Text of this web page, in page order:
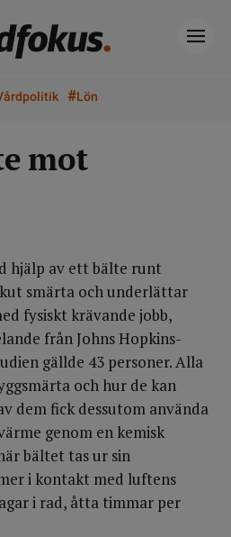
#Lön
mot
hjälp av ett bälte runt
smärta och underlättar
fysiskt krävande jobb,
från Johns Hopkins-
gällde 43 personer. Alla
och hur de kan
dem fick dessutom använda
genom en kemisk
bältet tas ur sin
i kontakt med luftens
i rad, åtta timmar per